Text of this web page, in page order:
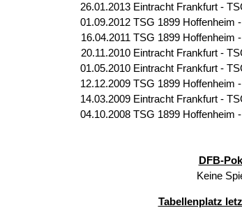
26.01.2013 Eintracht Frankfurt -
01.09.2012 TSG 1899 Hoffenheim
16.04.2011 TSG 1899 Hoffenheim
20.11.2010 Eintracht Frankfurt -
01.05.2010 Eintracht Frankfurt -
12.12.2009 TSG 1899 Hoffenheim
14.03.2009 Eintracht Frankfurt -
04.10.2008 TSG 1899 Hoffenheim
DFB-
Keine
Tabellenplatz